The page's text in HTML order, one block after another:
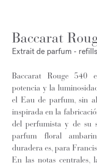
Baccarat
Extrait de parfum - refills
Baccarat Rouge 540
potencia y la
el Eau de parfum, sin
inspirada en la
del perfumista y de su
parfum floral
duradera es, para
En las notas centrales,